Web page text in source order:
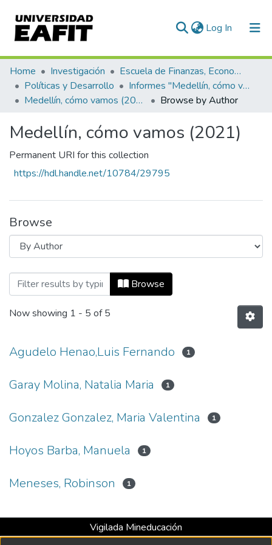
Log In (current)
Communities & Collections
All of DSpace
Home Investigación
Escuela de Finanzas, Economía y Gobierno
Políticas y Desarrollo
Informes "Medellín, cómo vamos"
Medellín, cómo vamos (2021)
Browse by Author
Medellín, cómo vamos (2021)
Permanent URI for this collection
https://hdl.handle.net/10784/29795
Browse
Browsing Medellín, cómo vamos (2021)
Browse
Now showing 1 - 5 of 5
Agudelo Henao,Luis Fernando 1
Garay Molina, Natalia Maria 1
Gonzalez Gonzalez, Maria Valentina 1
Hoyos Barba, Manuela 1
Meneses, Robinson 1
Vigilada Mineducación
Universidad con Acreditación Institucional hasta 2026 -